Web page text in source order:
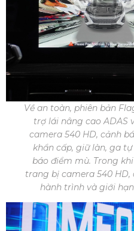
Về an toàn, phiên bản
trợ lái nâng cao ADAS
camera 540 HD, cảnh
khẩn cấp, giữ làn, ga
báo điểm mù. Trong
trang bị camera 540 HD,
hành trình và giới